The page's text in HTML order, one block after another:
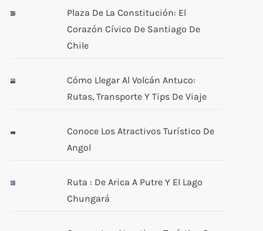
Plaza De La Constitución: El
Corazón Cívico De Santiago De
Chile
Cómo Llegar Al Volcán Antuco:
Rutas, Transporte Y Tips De Viaje
Conoce Los Atractivos Turístico De
Angol
Ruta : De Arica A Putre Y El Lago
Chungará